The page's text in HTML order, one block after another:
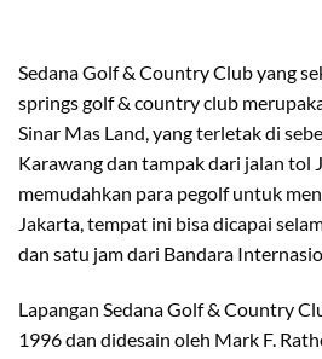
Sedana Golf & Country Clubyang
springs golf & country club
Sinar Mas Land, yang terletak di
Karawang dan tampak dari jalan tol
memudahkan para pegolf untuk
Jakarta, tempat ini bisa dicapai
dan satu jam dari Bandara
Lapangan Sedana Golf & Country
1996 dan didesain oleh Mark F.